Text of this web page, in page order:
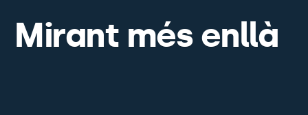
Mirant més enllà